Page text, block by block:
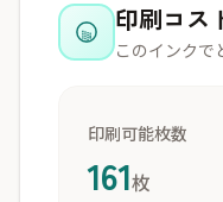
印刷コス
このインクで
印刷可能枚数
161枚